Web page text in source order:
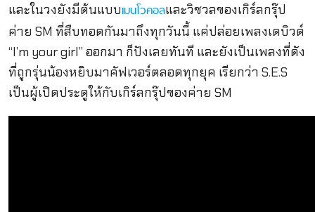
และในวงยังมีต้นแบบเมนโวคอลและวิชวลของเกิร์ลกรุ๊ป
ค่าย SM ที่สืบทอดกันมาถึงทุกวันนี้ แค่ปล่อยเพลงเดบิวต์
“I’m your girl” ออกมา ก็ปังเลยทันที และยังเป็นเพลงที่ดัง
ที่ถูกรุ่นน้องหยิบมาคัฟเวอร์ตลอดทุกยุค เรียกว่า S.E.S
เป็นผู้เปิดประตูให้กับเกิร์ลกรุ๊ปของค่าย SM